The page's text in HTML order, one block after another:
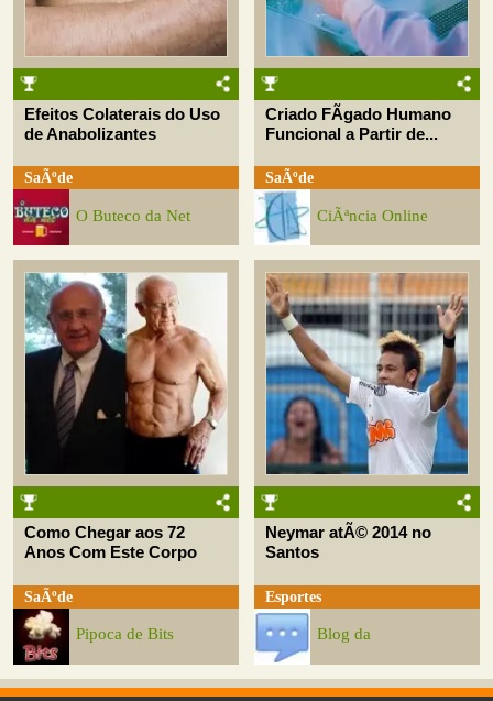
Efeitos Colaterais do Uso
de Anabolizantes
SaÃºde
O Buteco da Net
Criado FÃ­gado Humano
Funcional a Partir de...
SaÃºde
CiÃªncia Online
Como Chegar aos 72
Anos Com Este Corpo
SaÃºde
Pipoca de Bits
Neymar atÃ© 2014 no
Santos
Esportes
Blog da